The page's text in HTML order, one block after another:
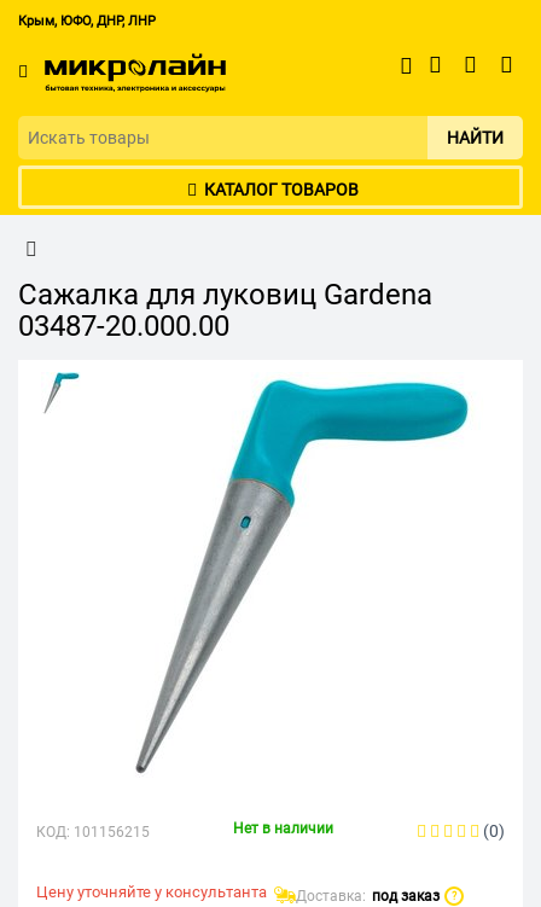
Крым, ЮФО, ДНР, ЛНР
НАЙТИ
КАТАЛОГ ТОВАРОВ
Сажалка для луковиц Gardena
03487-20.000.00
КОД: 101156215 Нет в наличии (0)
Цену уточняйте у консультанта Доставка: под заказ ?